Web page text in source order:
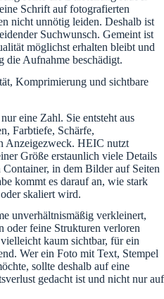
Schrift auf fotografierten
nicht unnötig leiden. Deshalb ist
Suchwunsch. Gemeint ist
möglichst erhalten bleibt und
die Aufnahme beschädigt.
Komprimierung und sichtbare
eine Zahl. Sie entsteht aus
Farbtiefe, Schärfe,
Anzeigezweck. HEIC nutzt
Größe erstaunlich viele Details
in dem Bilder auf Seiten
kommt es darauf an, wie stark
skaliert wird.
unverhältnismäßig verkleinert,
oder feine Strukturen verloren
kaum sichtbar, für ein
Wer ein Foto mit Text, Stempel
sollte deshalb auf eine
gedacht ist und nicht nur auf